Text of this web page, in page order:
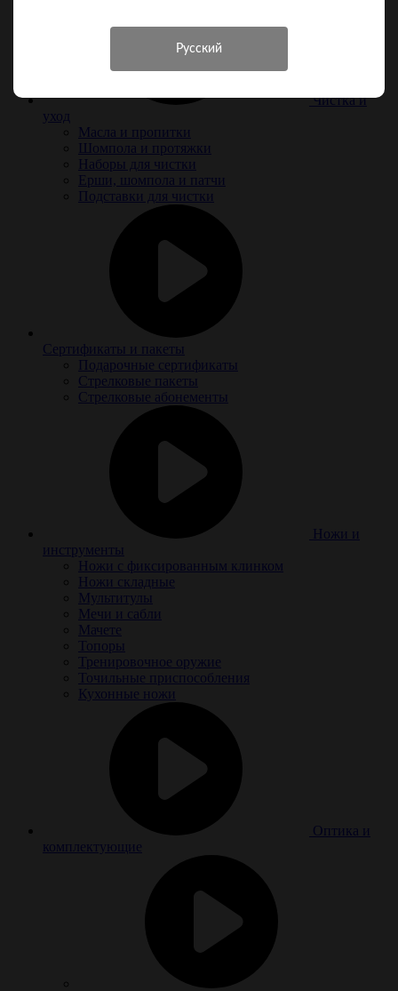
Чистка и
уход
Масла и пропитки
Шомпола и протяжки
Наборы для чистки
Ерши, шомпола и патчи
Подставки для чистки
Сертификаты и пакеты
Подарочные сертификаты
Стрелковые пакеты
Стрелковые абонементы
Ножи и
инструменты
Ножи с фиксированным клинком
Ножи складные
Мультитулы
Мечи и сабли
Мачете
Топоры
Тренировочное оружие
Точильные приспособления
Кухонные ножи
Оптика и
комплектующие